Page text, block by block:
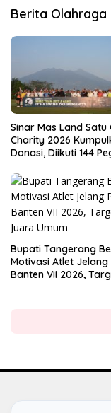
Berita Olahraga
Sinar Mas Land
Charity 2026
Donasi, Diikuti 144
Bupati Tangerang
Motivasi Atlet
Banten VII 2026,